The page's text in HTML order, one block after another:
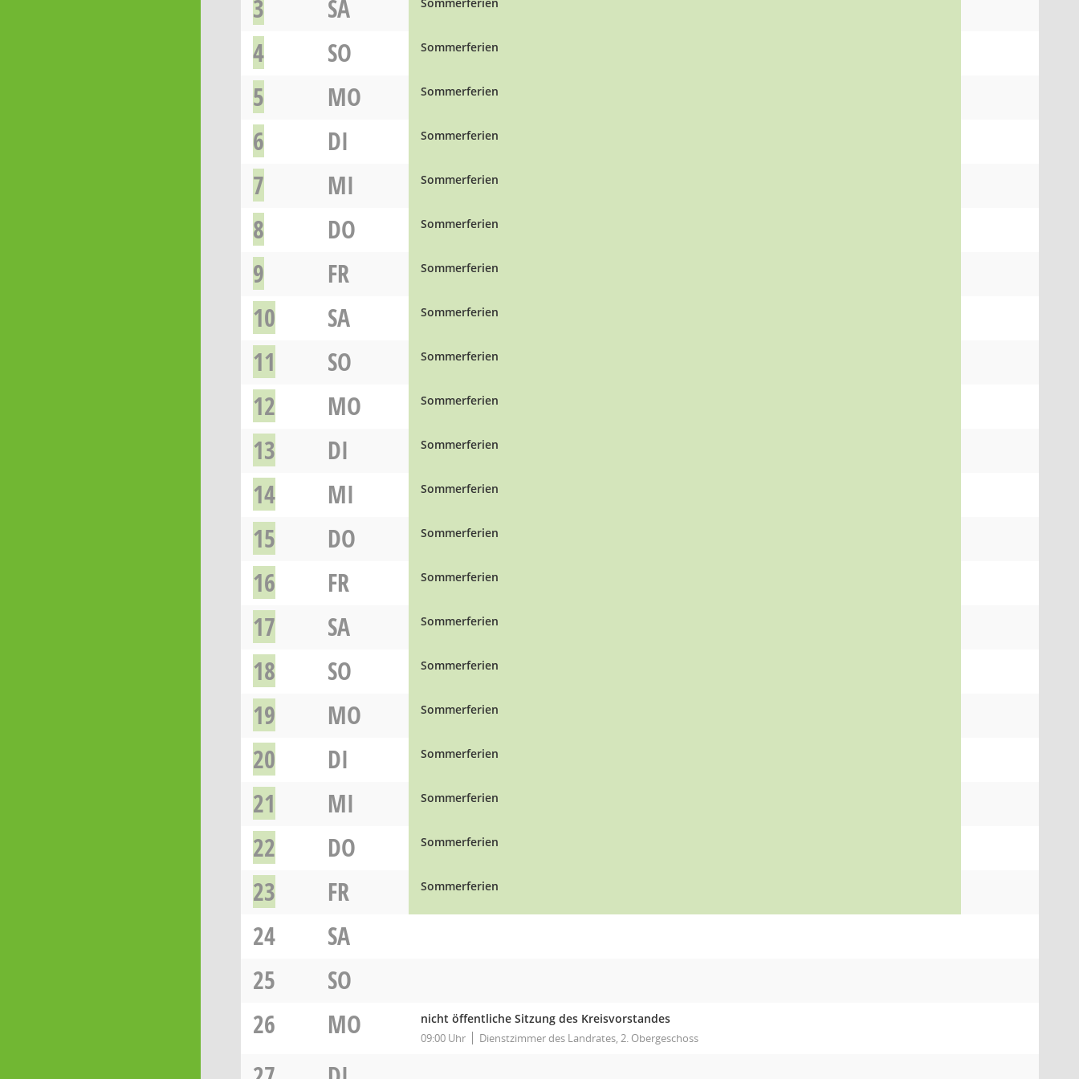
3 SA
4 SO Sommerferien
5 MO Sommerferien
6 DI Sommerferien
7 MI Sommerferien
8 DO Sommerferien
9 FR Sommerferien
10 SA Sommerferien
11 SO Sommerferien
12 MO Sommerferien
13 DI Sommerferien
14 MI Sommerferien
15 DO Sommerferien
16 FR Sommerferien
17 SA Sommerferien
18 SO Sommerferien
19 MO Sommerferien
20 DI Sommerferien
21 MI Sommerferien
22 DO Sommerferien
23 FR Sommerferien
24
SA
25
SO
26
MO nicht öffentliche Sitzung des Kreisvorstandes
09:00 Uhr Dienstzimmer des Landrates, 2. Obergeschoss